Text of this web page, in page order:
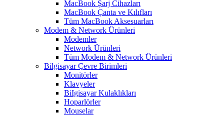
MacBook Şarj Cihazları
MacBook Çanta ve Kılıfları
Tüm MacBook Aksesuarları
Modem & Network Ürünleri
Modemler
Network Ürünleri
Tüm Modem & Network Ürünleri
Bilgisayar Çevre Birimleri
Monitörler
Klavyeler
BiIgisayar Kulaklıkları
Hoparlörler
Mouselar